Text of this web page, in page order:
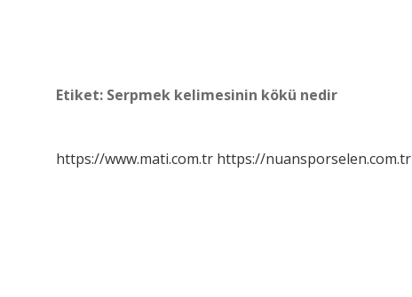
Etiket: Serpmek kelimesinin kökü nedir
https://www.mati.com.tr https://nuansporselen.com.tr